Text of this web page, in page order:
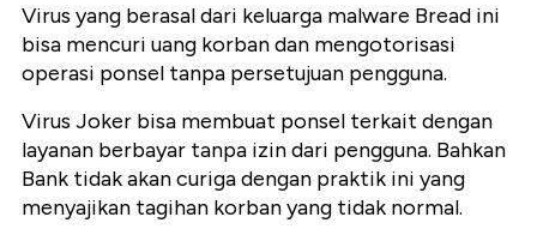
Virus yang berasal dari keluarga malware Bread ini
bisa mencuri uang korban dan mengotorisasi
operasi ponsel tanpa persetujuan pengguna.
Virus Joker bisa membuat ponsel terkait dengan
layanan berbayar tanpa izin dari pengguna. Bahkan
Bank tidak akan curiga dengan praktik ini yang
menyajikan tagihan korban yang tidak normal.